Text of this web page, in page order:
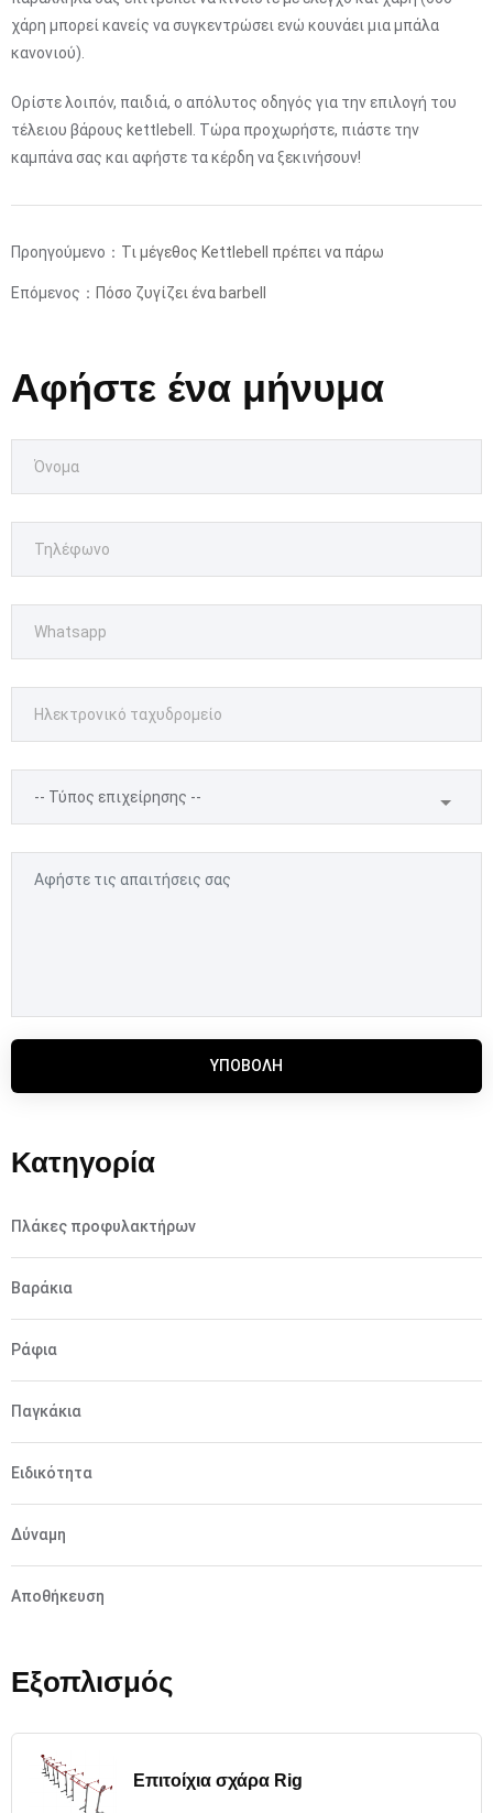
χάρη μπορεί κανείς να συγκεντρώσει ενώ κουνάει μια μπάλα
κανονιού).
Ορίστε λοιπόν, παιδιά, ο απόλυτος οδηγός για την επιλογή του
τέλειου βάρους kettlebell. Τώρα προχωρήστε, πιάστε την
καμπάνα σας και αφήστε τα κέρδη να ξεκινήσουν!
Προηγούμενο： Τι μέγεθος Kettlebell πρέπει να πάρω
Επόμενος： Πόσο ζυγίζει ένα barbell
Αφήστε ένα μήνυμα
ΥΠΟΒΟΛΉ
Κατηγορία
Πλάκες προφυλακτήρων
Βαράκια
Ράφια
Παγκάκια
Ειδικότητα
Δύναμη
Αποθήκευση
Εξοπλισμός
Επιτοίχια σχάρα Rig